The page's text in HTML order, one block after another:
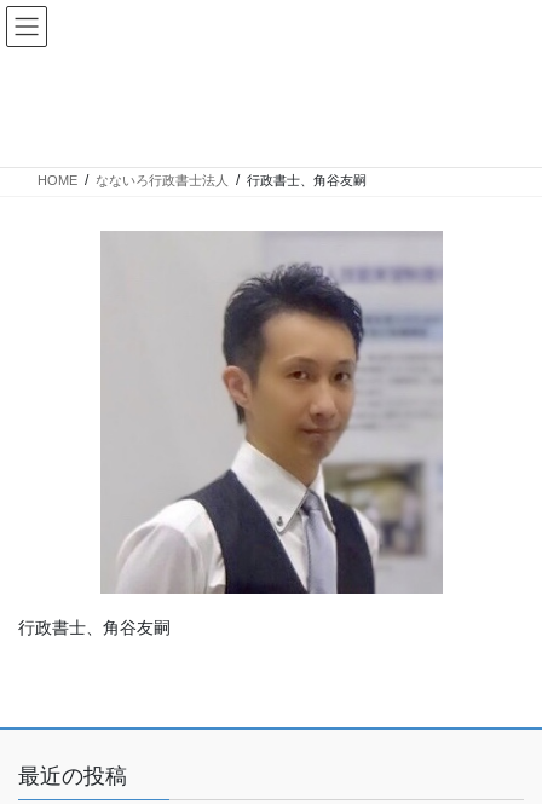
コ
ン
ス
ナ
ビ
ン
HOME なないろ行政書士法人 行政書士、角谷友嗣
行政書士、角谷友嗣
最近の投稿